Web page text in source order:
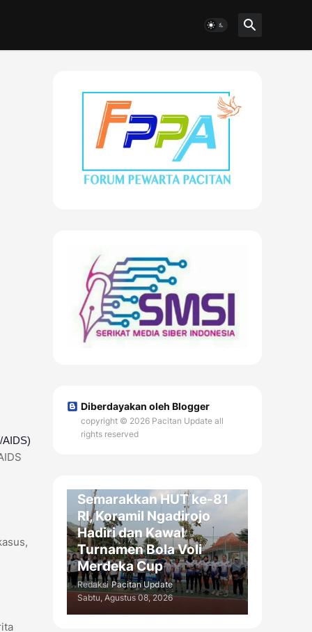
AIDS)
Diberdayakan oleh Blogger
copyright © 2026 Pacitan Update all
rights reserved
Semarakkan HUT ke-81
RI, Koramil Ngadirojo
Hadiri dan Kawal
Turnamen Bola Voli
Merdeka Cup
Redaksi Pacitan Update
Sabtu, Agustus 08, 2026